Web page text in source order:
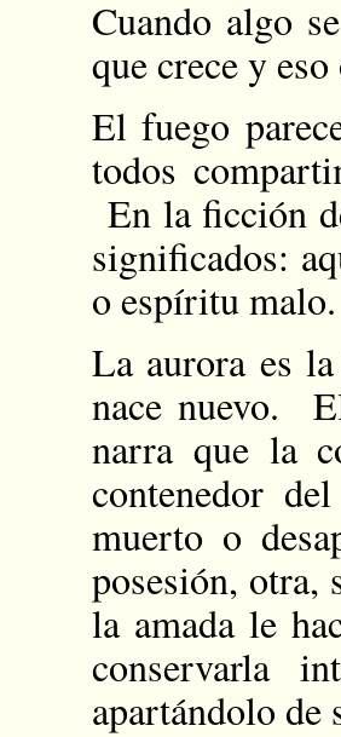
Cuando algo
que crece y
El fuego
todos
En la ficción
significados:
o espíritu malo.
La aurora es
nace nuevo.
narra que la
contenedor
muerto o
posesión, otra,
la amada le
conservarla
apartándolo de